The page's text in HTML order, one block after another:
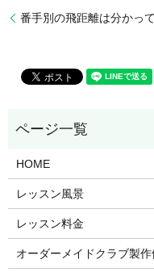
番手別の飛距離は分かっ
HOME
レッスン風景
レッスン料金
オーダーメイドクラブ製作